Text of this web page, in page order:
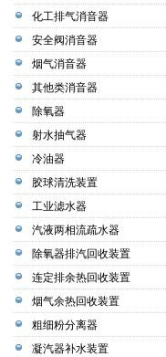
化工排气消音器
安全阀消音器
烟气消音器
其他类消音器
除氧器
射水抽气器
冷油器
胶球清洗装置
工业滤水器
汽液两相流疏水器
除氧器排汽回收装置
连定排余热回收装置
烟气余热回收装置
粗细粉分离器
凝汽器补水装置